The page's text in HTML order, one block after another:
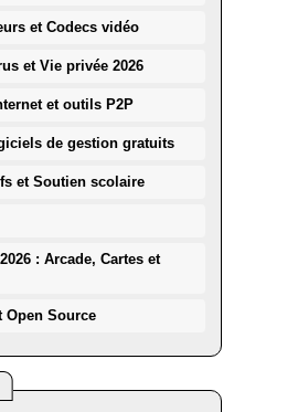
et Codecs vidéo
et Vie privée 2026
et outils P2P
de gestion gratuits
et Soutien scolaire
: Arcade, Cartes et
Open Source